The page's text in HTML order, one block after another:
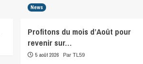
News
Profitons du mois d’Août pour
revenir sur…
5 août 2026 Par TL59